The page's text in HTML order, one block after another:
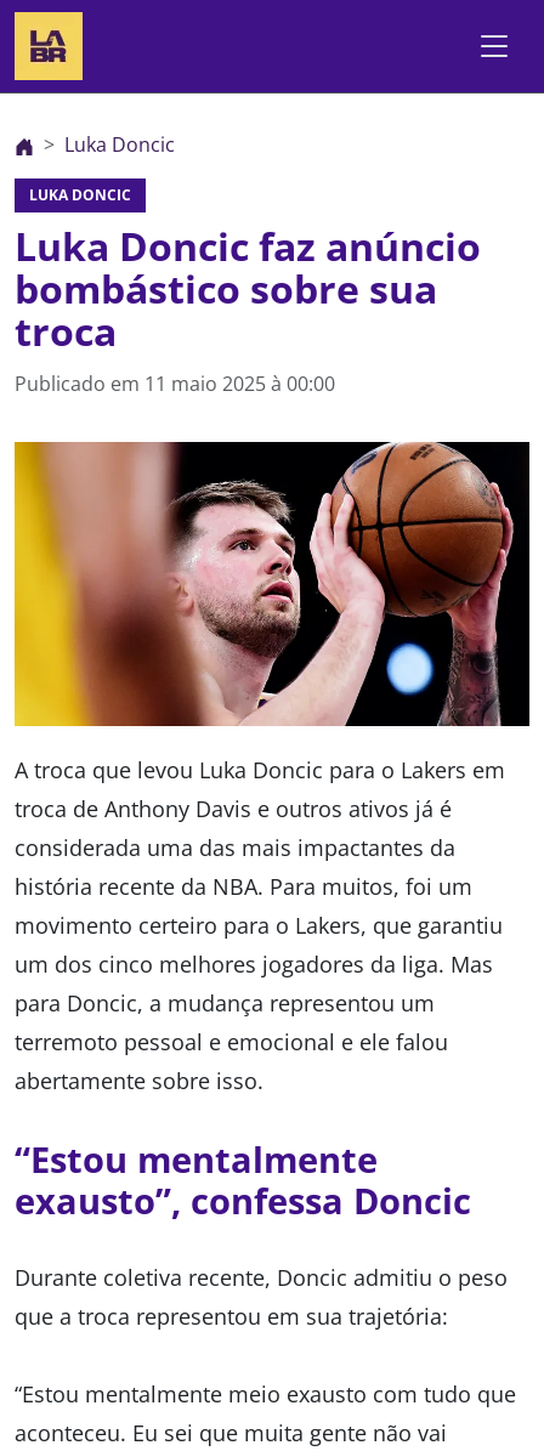
Luka Doncic
LUKA DONCIC
Luka Doncic faz anúncio
bombástico sobre sua
troca
Publicado em 11 maio 2025 à 00:00
A troca que levou Luka Doncic para o Lakers em
troca de Anthony Davis e outros ativos já é
considerada uma das mais impactantes da
história recente da NBA. Para muitos, foi um
movimento certeiro para o Lakers, que garantiu
um dos cinco melhores jogadores da liga. Mas
para Doncic, a mudança representou um
terremoto pessoal e emocional e ele falou
abertamente sobre isso.
“Estou mentalmente
exausto”, confessa Doncic
Durante coletiva recente, Doncic admitiu o peso
que a troca representou em sua trajetória:
“Estou mentalmente meio exausto com tudo que
aconteceu. Eu sei que muita gente não vai